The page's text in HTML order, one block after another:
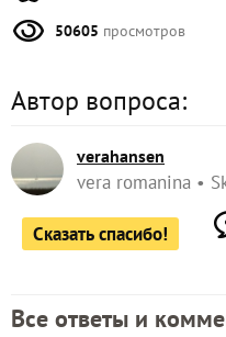
50605 просмотров
Автор вопроса:
verahansen
vera romanina
Сказать спасибо!
Все ответы и